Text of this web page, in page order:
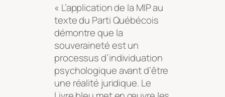
« L’application de la MIP au
texte du Parti Québécois
démontre que la
souveraineté est un
processus d’individuation
psychologique avant d’être
une réalité juridique. Le